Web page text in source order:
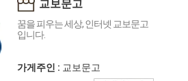
교보문고
꿈을 피우는 세상, 인터넷 교보문고
입니다.
가게주인 : 교보문고